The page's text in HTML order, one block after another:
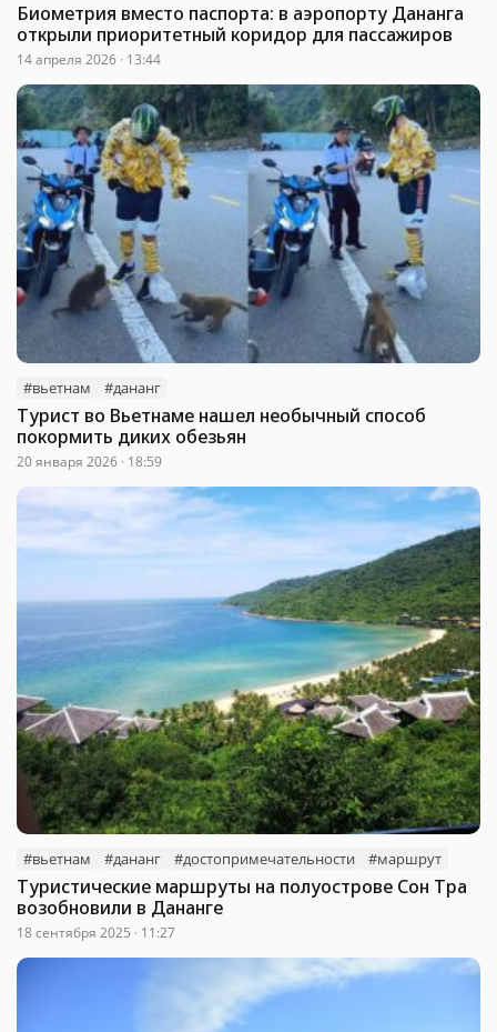
Биометрия вместо паспорта: в аэропорту Дананга
открыли приоритетный коридор для пассажиров
14 апреля 2026 · 13:44
#вьетнам #дананг
Турист во Вьетнаме нашел необычный способ
покормить диких обезьян
20 января 2026 · 18:59
#вьетнам #дананг #достопримечательности #маршрут
Туристические маршруты на полуострове Сон Тра
возобновили в Дананге
18 сентября 2025 · 11:27